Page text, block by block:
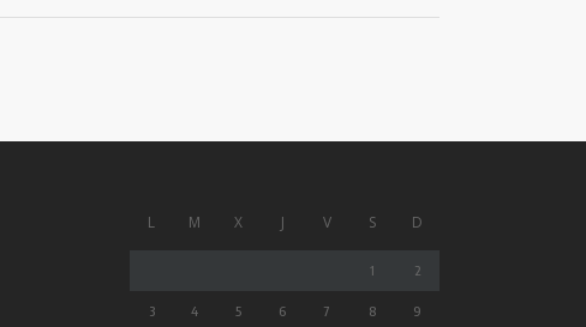
L M X J V S D
1 2
3 4 5 6 7 8 9